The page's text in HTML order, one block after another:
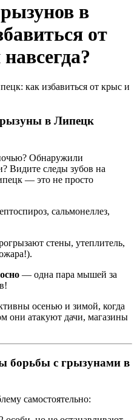
в
от
в Липецк
Обнаружили
Видите следы зубов на
— это не просто
сальмонеллез,
стены, утеплитель,
— одна пара мышей за
осенью и зимой, когда
они атакуют дачи, магазины
борьбы с грызунами в
самостоятельно: